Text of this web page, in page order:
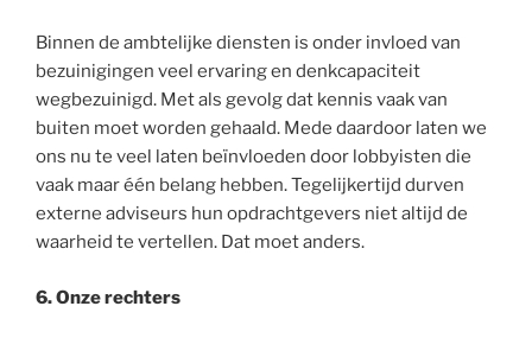
Binnen de ambtelijke diensten is onder invloed van
bezuinigingen veel ervaring en denkcapaciteit
wegbezuinigd. Met als gevolg dat kennis vaak van
buiten moet worden gehaald. Mede daardoor laten we
ons nu te veel laten beïnvloeden door lobbyisten die
vaak maar één belang hebben. Tegelijkertijd durven
externe adviseurs hun opdrachtgevers niet altijd de
waarheid te vertellen. Dat moet anders.
6. Onze rechters